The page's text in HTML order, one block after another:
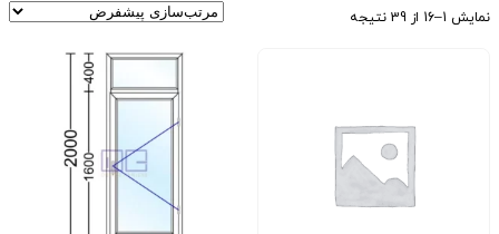
نمایش 1–16 از 39 نتیجه